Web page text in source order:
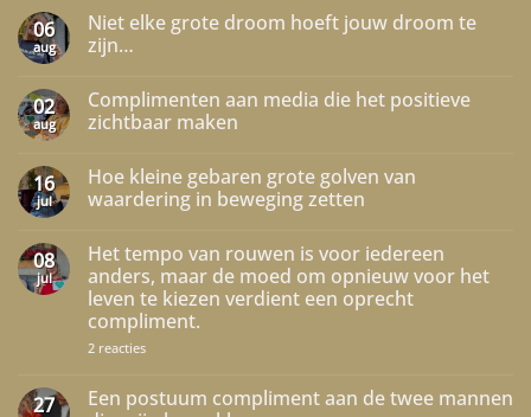
06
aug
Niet elke grote droom hoeft jouw droom te
zijn…
op
Niet
elke
hoeft
jouw
droom
02
aug
Complimenten aan media die het positieve
zichtbaar maken
op
Complimenten
aan
het
positieve
zichtbaar
maken
16
jul
Hoe kleine gebaren grote golven van
waardering in beweging zetten
op
Hoe
kleine
gebaren
grote
golven
van
beweging
zetten
08
jul
Het tempo van rouwen is voor iedereen
anders, maar de moed om opnieuw voor het
leven te kiezen verdient een oprecht
compliment.
2 reactiesop
van
rouwen
27
Een postuum compliment aan de twee mannen